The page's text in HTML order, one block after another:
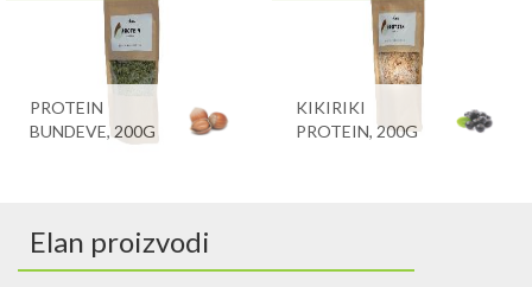
PROTEIN
BUNDEVE, 200G
KIKIRIKI
PROTEIN, 200G
Elan proizvodi